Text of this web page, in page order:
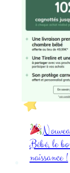
Bébé, le
naissance !